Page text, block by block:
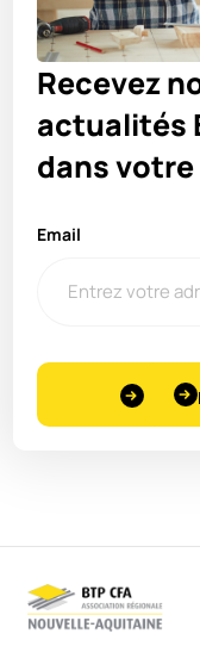
Recevez
actualités
dans
Email